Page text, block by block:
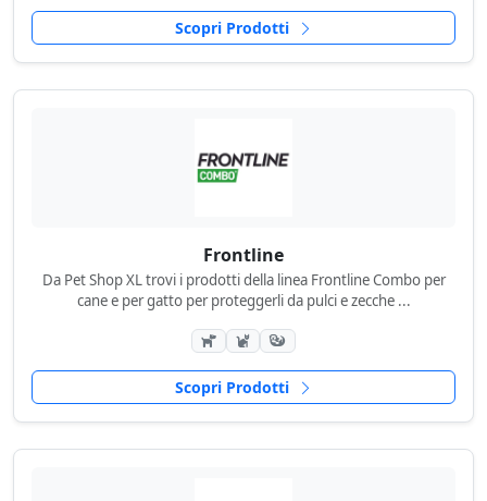
Scopri Prodotti
Frontline
Da Pet Shop XL trovi i prodotti della linea Frontline Combo per
cane e per gatto per proteggerli da pulci e zecche ...
Scopri Prodotti